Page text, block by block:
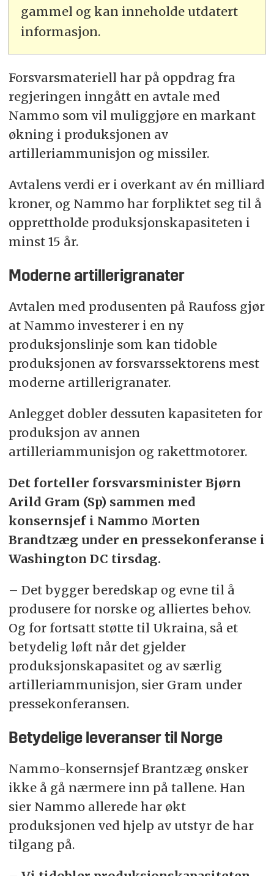
gammel og kan inneholde utdatert
informasjon.
Forsvarsmateriell har på oppdrag fra
regjeringen inngått en avtale med
Nammo som vil muliggjøre en markant
økning i produksjonen av
artilleriammunisjon og missiler.
Avtalens verdi er i overkant av én milliard
kroner, og Nammo har forpliktet seg til å
opprettholde produksjonskapasiteten i
minst 15 år.
Moderne artillerigranater
Avtalen med produsenten på Raufoss gjør
at Nammo investerer i en ny
produksjonslinje som kan tidoble
produksjonen av forsvarssektorens mest
moderne artillerigranater.
Anlegget dobler dessuten kapasiteten for
produksjon av annen
artilleriammunisjon og rakettmotorer.
Det forteller forsvarsminister Bjørn
Arild Gram (Sp) sammen med
konsernsjef i Nammo Morten
Brandtzæg under en pressekonferanse i
Washington DC tirsdag.
– Det bygger beredskap og evne til å
produsere for norske og alliertes behov.
Og for fortsatt støtte til Ukraina, så et
betydelig løft når det gjelder
produksjonskapasitet og av særlig
artilleriammunisjon, sier Gram under
pressekonferansen.
Betydelige leveranser til Norge
Nammo-konsernsjef Brantzæg ønsker
ikke å gå nærmere inn på tallene. Han
sier Nammo allerede har økt
produksjonen ved hjelp av utstyr de har
tilgang på.